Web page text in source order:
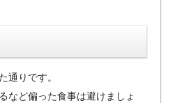
通りです。
など偏った食事は避けましょ